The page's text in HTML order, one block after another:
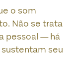
o som
Não se trata
pessoal — há
seu